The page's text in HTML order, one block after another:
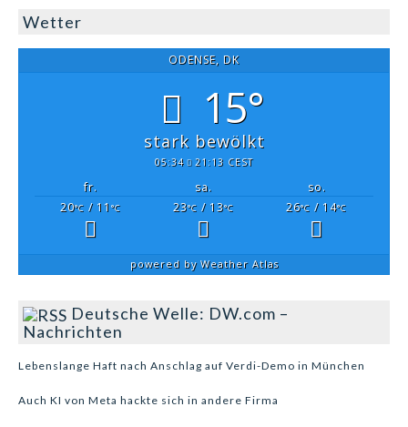
Wetter
ODENSE, DK
15°
stark bewölkt
05:34 21:13 CEST
fr. sa.
so.
20°C / 11°C 23°C / 13°C 26°C / 14°C
powered by Weather Atlas
Deutsche Welle: DW.com –
Nachrichten
Lebenslange Haft nach Anschlag auf Verdi-Demo in München
Auch KI von Meta hackte sich in andere Firma